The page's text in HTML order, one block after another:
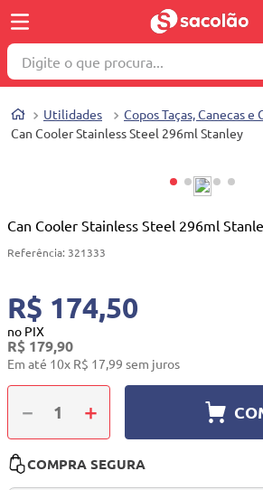
Digite o que procura...
Utilidades Copos Taças, Canecas e
Can Cooler Stainless Steel 296ml Stanley
Can Cooler Stainless Steel 296ml
Referência: 321333
R$ 174,50
no PIX
R$ 179,90
Em até 10x R$ 17,99 sem juros
＋
－
COMPRA SEGURA
1º
3º
4 º
10